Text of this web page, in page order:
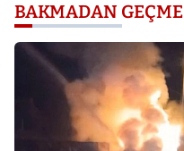
BAKMADAN GEÇME